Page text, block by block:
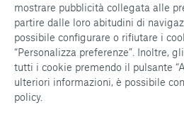
mostrare pubblicità collegata alle
partire dalle loro abitudini di
possibile configurare o rifiutare i
“Personalizza preferenze”. Inoltre,
tutti i cookie premendo il pulsante
ulteriori informazioni, è possibile
policy.
CESENA – Sostegno a distanza
Via Padre Vicinio da Sarsina, 216
47521 Cesena
Tel.: 0547 360 811
Detrazioni e deduzioni fiscali sulle
come usufruirne